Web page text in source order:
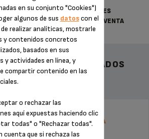
CONDICIONES
GENERALES DE VENTA
RECOMENDADOS
DE REPARACIÓN CAFETERA
KRUPS
en su conjunto "Cookies")
algunos de sus datoscon el
realizar analíticas, mostrarle
y contenidos concretos
basados en sus
y actividades en línea, y
compartir contenido en las
o rechazar las
aquí expuestas haciendo clic
todas" o "Rechazar todas".
cuenta que si rechaza las